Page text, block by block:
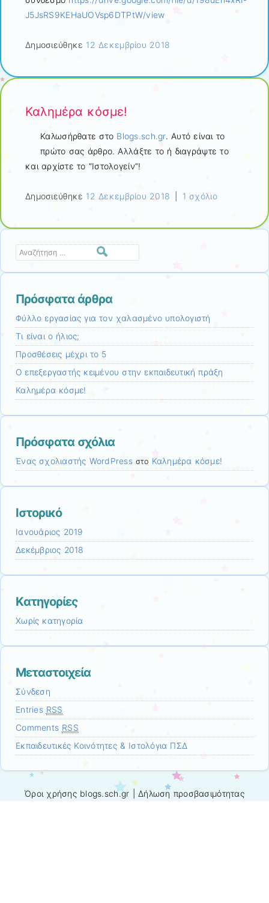
J5JsRS9KEHaUOVsp6DTPtW/view
Δημοσιεύθηκε 12 Δεκεμβρίου 2018
Καλημέρα κόσμε!
Καλωσήρθατε στο Blogs.sch.gr. Αυτό είναι το
πρώτο σας άρθρο. Αλλάξτε το ή διαγράψτε το
και αρχίστε το “Ιστολογείν”!
Δημοσιεύθηκε 12 Δεκεμβρίου 2018 1 σχόλιο
Αναζήτηση
Πρόσφατα άρθρα
Φύλλο εργασίας για τον χαλασμένο υπολογιστή
Τι είναι ο ήλιος;
Προσθέσεις μέχρι το 5
Ο επεξεργαστής κειμένου στην εκπαιδευτική πράξη
Καλημέρα κόσμε!
Πρόσφατα σχόλια
Ένας σχολιαστής WordPressστο Καλημέρα κόσμε!
Ιστορικό
Ιανουάριος 2019
Δεκέμβριος 2018
Kατηγορίες
Χωρίς κατηγορία
Μεταστοιχεία
Σύνδεση
Entries RSS
Comments RSS
Εκπαιδευτικές Κοινότητες & Ιστολόγια ΠΣΔ
Όροι χρήσης blogs.sch.gr Δήλωση προσβασιμότητας